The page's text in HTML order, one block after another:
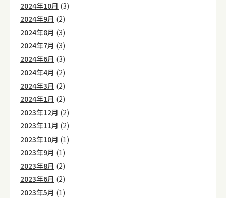
2024年10月 (3)
2024年9月 (2)
2024年8月 (3)
2024年7月 (3)
2024年6月 (3)
2024年4月 (2)
2024年3月 (2)
2024年1月 (2)
2023年12月 (2)
2023年11月 (2)
2023年10月 (1)
2023年9月 (1)
2023年8月 (2)
2023年6月 (2)
2023年5月 (1)